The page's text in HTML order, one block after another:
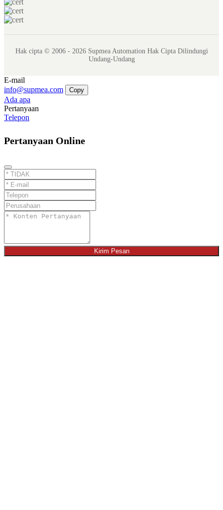
Hak cipta © 2006 - 2026 Supmea Automation Hak Cipta Dilindungi
Undang-Undang
E-mail
info@supmea.com
Copy
Ada apa
Pertanyaan
Telepon
Pertanyaan Online
Kirim Pesan